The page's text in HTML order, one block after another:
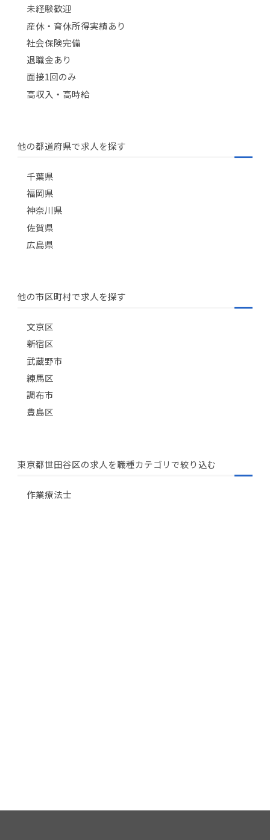
未経験歓迎
産休・育休所得実績あり
社会保険完備
退職金あり
面接1回のみ
高収入・高時給
他の都道府県で求人を探す
千葉県
福岡県
神奈川県
佐賀県
広島県
他の市区町村で求人を探す
文京区
新宿区
武蔵野市
練馬区
調布市
豊島区
東京都世田谷区の求人を職種カテゴリで絞り込む
作業療法士